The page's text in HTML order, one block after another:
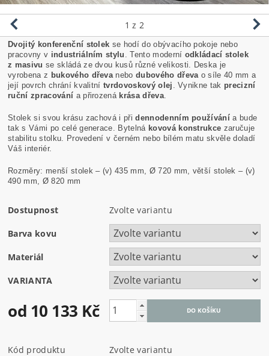
1 z 2
Dvojitý konferenční stolek se hodí do obývacího pokoje nebo
pracovny v industriálním stylu . Tento moderní odkládací stolek
z masivu se skládá ze dvou kusů různé velikosti. Deska je
vyrobena z bukového dřeva nebodubového dřeva o síle 40 mm a
její povrch chrání kvalitnítvrdovoskový olej . Vynikne tak precizní
ruční zpracování a přirozená krása dřeva.
Stolek si svou krásu zachová i přidennodenním používání a bude
tak s Vámi po celé generace. Bytelná kovová konstrukce zaručuje
stabilitu stolku. Provedení v černém nebo bílém matu skvěle doladí
Váš interiér.
Rozměry: menší stolek – (v) 435 mm, Ø 720 mm, větší stolek – (v)
490 mm, Ø 820 mm
Dostupnost Zvolte variantu
Barva kovu
Materiál
VARIANTA
od 10 133 Kč
Kód produktu
Zvolte variantu